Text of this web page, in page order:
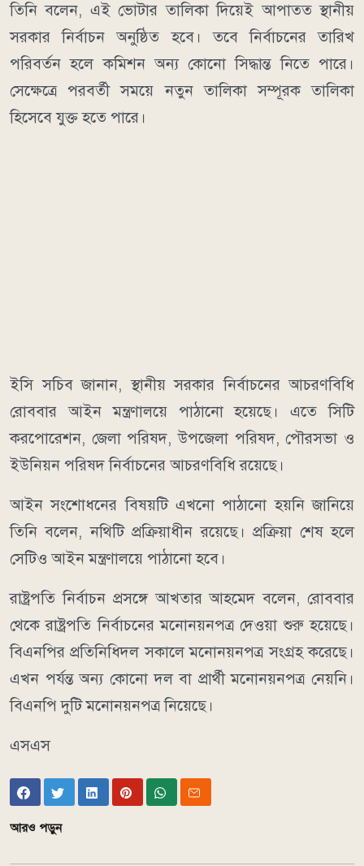
তিনি বলেন, এই ভোটার তালিকা দিয়েই আপাতত স্থানীয়
সরকার নির্বাচন অনুষ্ঠিত হবে। তবে নির্বাচনের তারিখ
পরিবর্তন হলে কমিশন অন্য কোনো সিদ্ধান্ত নিতে পারে।
সেক্ষেত্রে পরবর্তী সময়ে নতুন তালিকা সম্পূরক তালিকা
হিসেবে যুক্ত হতে পারে।
ইসি সচিব জানান, স্থানীয় সরকার নির্বাচনের আচরণবিধি
রোববার আইন মন্ত্রণালয়ে পাঠানো হয়েছে। এতে সিটি
করপোরেশন, জেলা পরিষদ, উপজেলা পরিষদ, পৌরসভা ও
ইউনিয়ন পরিষদ নির্বাচনের আচরণবিধি রয়েছে।
আইন সংশোধনের বিষয়টি এখনো পাঠানো হয়নি জানিয়ে
তিনি বলেন, নথিটি প্রক্রিয়াধীন রয়েছে। প্রক্রিয়া শেষ হলে
সেটিও আইন মন্ত্রণালয়ে পাঠানো হবে।
রাষ্ট্রপতি নির্বাচন প্রসঙ্গে আখতার আহমেদ বলেন, রোববার
থেকে রাষ্ট্রপতি নির্বাচনের মনোনয়নপত্র দেওয়া শুরু হয়েছে।
বিএনপির প্রতিনিধিদল সকালে মনোনয়নপত্র সংগ্রহ করেছে।
এখন পর্যন্ত অন্য কোনো দল বা প্রার্থী মনোনয়নপত্র নেয়নি।
বিএনপি দুটি মনোনয়নপত্র নিয়েছে।
এসএস
আরও পড়ুন